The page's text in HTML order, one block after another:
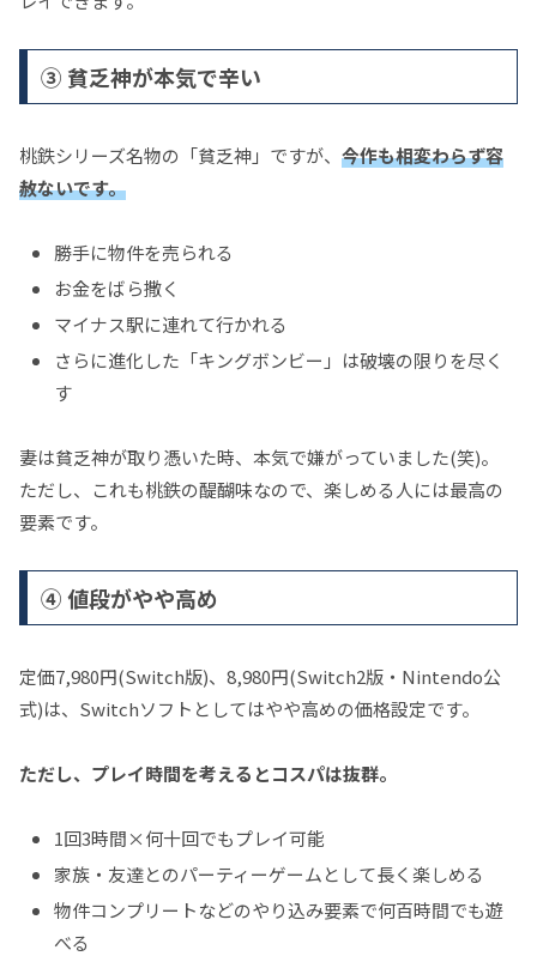
③ 貧乏神が本気で辛い
桃鉄シリーズ名物の「貧乏神」ですが、 今作も相変わらず容
赦ないです。
勝手に物件を売られる
お金をばら撒く
マイナス駅に連れて行かれる
さらに進化した「キングボンビー」は破壊の限りを尽く
す
妻は貧乏神が取り憑いた時、本気で嫌がっていました(笑)。
ただし、これも桃鉄の醍醐味なので、楽しめる人には最高の
要素です。
④ 値段がやや高め
定価7,980円(Switch版)、8,980円(Switch2版・Nintendo公
式)は、Switchソフトとしてはやや高めの価格設定です。
ただし、プレイ時間を考えるとコスパは抜群。
1回3時間×何十回でもプレイ可能
家族・友達とのパーティーゲームとして長く楽しめる
物件コンプリートなどのやり込み要素で何百時間でも遊
べる